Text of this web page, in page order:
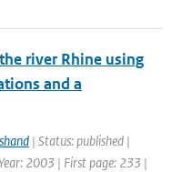
river Rhine using
and a
| Status: published |
2003 | First page: 233 |